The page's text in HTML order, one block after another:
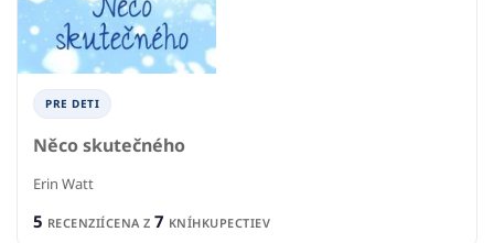
PRE DETI
Něco skutečného
Erin Watt
5 RECENZIÍCENA Z 7 KNÍHKUPECTIEV